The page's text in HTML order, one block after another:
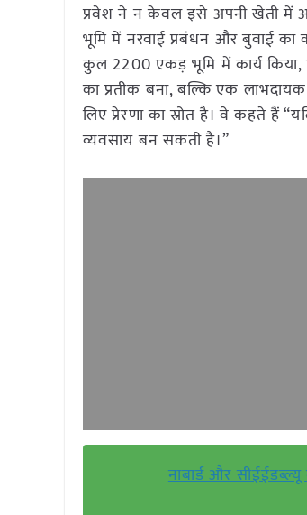
प्रवेश ने न केवल इसे अपनी खेती में
भूमि में नरवाई प्रबंधन और बुवाई
कुल 2200 एकड़ भूमि में कार्य
का प्रतीक बना, बल्कि एक
लिए प्रेरणा का स्रोत है। वे कहते
व्यवसाय बन सकती है।”
नाबार्ड और